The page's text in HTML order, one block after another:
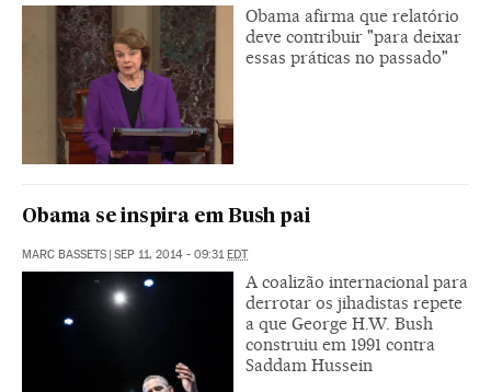
Obama afirma que relatório
deve contribuir "para deixar
essas práticas no passado"
Obama se inspira em Bush pai
MARC BASSETS | SEP 11, 2014 - 09:31EDT
A coalizão internacional para
derrotar os jihadistas repete
a que George H.W. Bush
construiu em 1991 contra
Saddam Hussein